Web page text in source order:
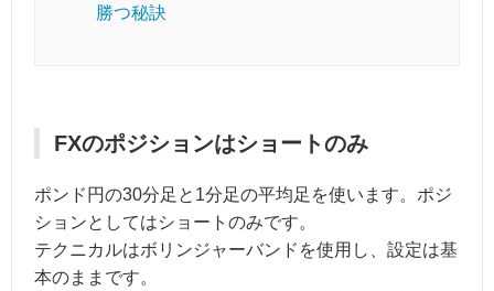
勝つ秘訣
FXのポジションはショートのみ
ポンド円の30分足と1分足の平均足を使います。ポジ
ションとしてはショートのみです。
テクニカルはボリンジャーバンドを使用し、設定は基
本のままです。